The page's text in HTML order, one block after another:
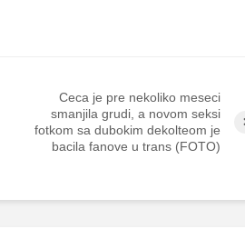
Ceca je pre nekoliko meseci
smanjila grudi, a novom seksi
fotkom sa dubokim dekolteom je
bacila fanove u trans (FOTO)